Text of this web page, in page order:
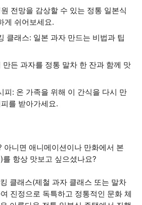
전망을 감상할 수 있는 정통 일본식
게 쉬어보세요.
클래스: 일본 과자 만드는 비법과 팁
든 과자를 정통 말차 한 잔과 함께 맛
피: 온 가족을 위해 이 간식을 다시 만
를 받아가세요.
아니면 애니메이션이나 만화에서 본
항상 맛보고 싶으셨나요?
클래스(제철 과자 클래스 또는 말차
진정으로 독특하고 정통적인 문화 체